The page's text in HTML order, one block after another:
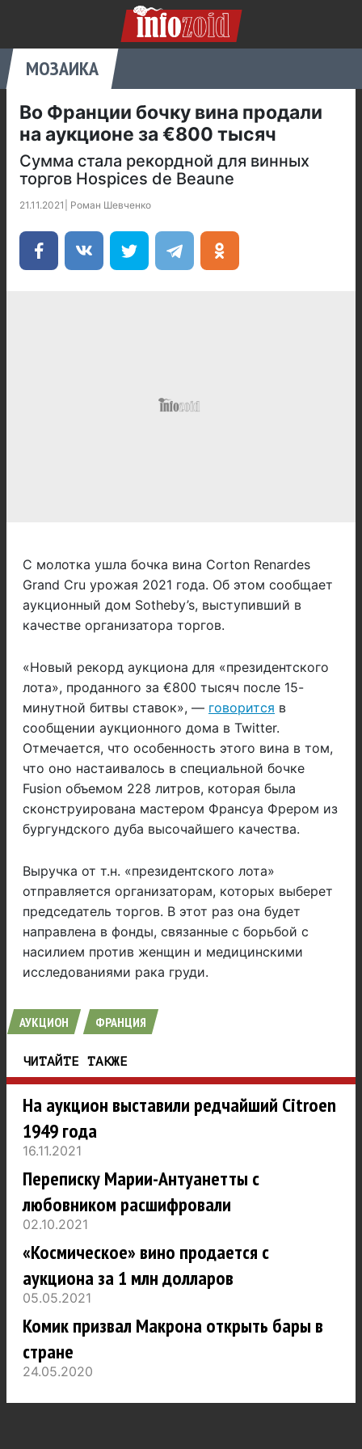
МОЗАИКА
Во Франции бочку вина продали
на аукционе за €800 тысяч
Сумма стала рекордной для винных
торгов Hospices de Beaune
21.11.2021 Роман Шевченко
С молотка ушла бочка вина Corton Renardes
Grand Cru урожая 2021 года. Об этом сообщает
аукционный дом Sotheby’s, выступивший в
качестве организатора торгов.
«Новый рекорд аукциона для «президентского
лота», проданного за €800 тысяч после 15-
минутной битвы ставок», — говорится в
сообщении аукционного дома в Twitter.
Отмечается, что особенность этого вина в том,
что оно настаивалось в специальной бочке
Fusion объемом 228 литров, которая была
сконструирована мастером Франсуа Фрером из
бургундского дуба высочайшего качества.
Выручка от т.н. «президентского лота»
отправляется организаторам, которых выберет
председатель торгов. В этот раз она будет
направлена в фонды, связанные с борьбой с
насилием против женщин и медицинскими
исследованиями рака груди.
АУКЦИОН ФРАНЦИЯ
ЧИТАЙТЕ ТАКЖЕ
На аукцион выставили редчайший Citroen
1949 года
16.11.2021
Переписку Марии-Антуанетты с
любовником расшифровали
02.10.2021
«Космическое» вино продается с
аукциона за 1 млн долларов
05.05.2021
Комик призвал Макрона открыть бары в
стране
24.05.2020